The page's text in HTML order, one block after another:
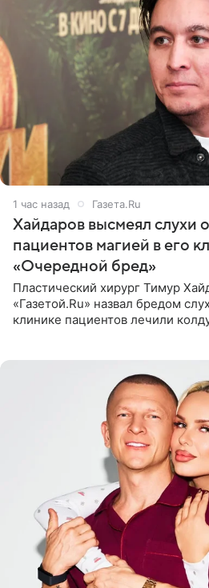
1 час назад Газета.Ru
Хайдаров высмеял слухи
пациентов магией в его
«Очередной бред»
Пластический хирург Тимур
«Газетой.Ru» назвал бредом
клинике пациентов лечили